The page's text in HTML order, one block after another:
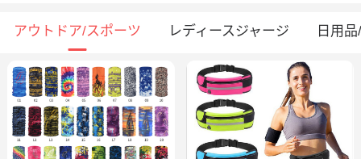
アウトドア/スポーツ レディースジャージ 日用